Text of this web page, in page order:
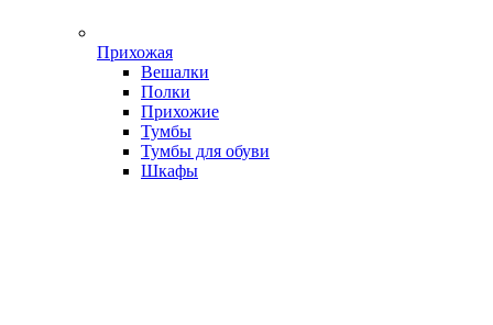
Прихожая
Вешалки
Полки
Прихожие
Тумбы
Тумбы для обуви
Шкафы